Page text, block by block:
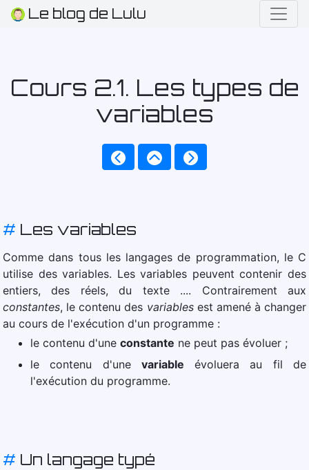
Le blog de Lulu
Cours 2.1. Les types de
variables
# Les variables
Comme dans tous les langages de programmation, le C
utilise des variables. Les variables peuvent contenir des
entiers, des réels, du texte .... Contrairement aux
constantes, le contenu des variablesest amené à changer
au cours de l'exécution d'un programme :
le contenu d'une constante ne peut pas évoluer ;
le contenu d'une variable évoluera au fil de
l'exécution du programme.
# Un langage typé